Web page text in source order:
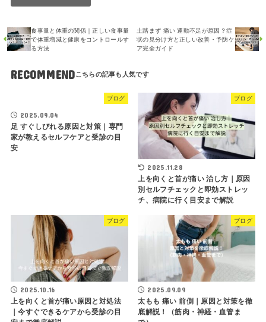
食事量と体重の関係｜正しい食事量
で体重増減と健康をコントロールす
る方法
土踏まず 痛い 運動不足が原因？症
状の見分け方と正しい改善・予防ケ
ア完全ガイド
RECOMMEND
ブログ
2025.09.04
足 すぐしびれる原因と対策｜専門
家が教えるセルフケアと受診の目
安
ブログ
2025.11.28
上を向くと首が痛い 治し方｜原因
別セルフチェックと即効ストレッ
チ、病院に行く目安まで解説
ブログ
2025.10.16
上を向くと首が痛い原因と対処法
｜今すぐできるケアから受診の目
ブログ
2025.09.09
太もも 痛い 前側｜原因と対策を徹
底解説！（筋肉・神経・血管ま